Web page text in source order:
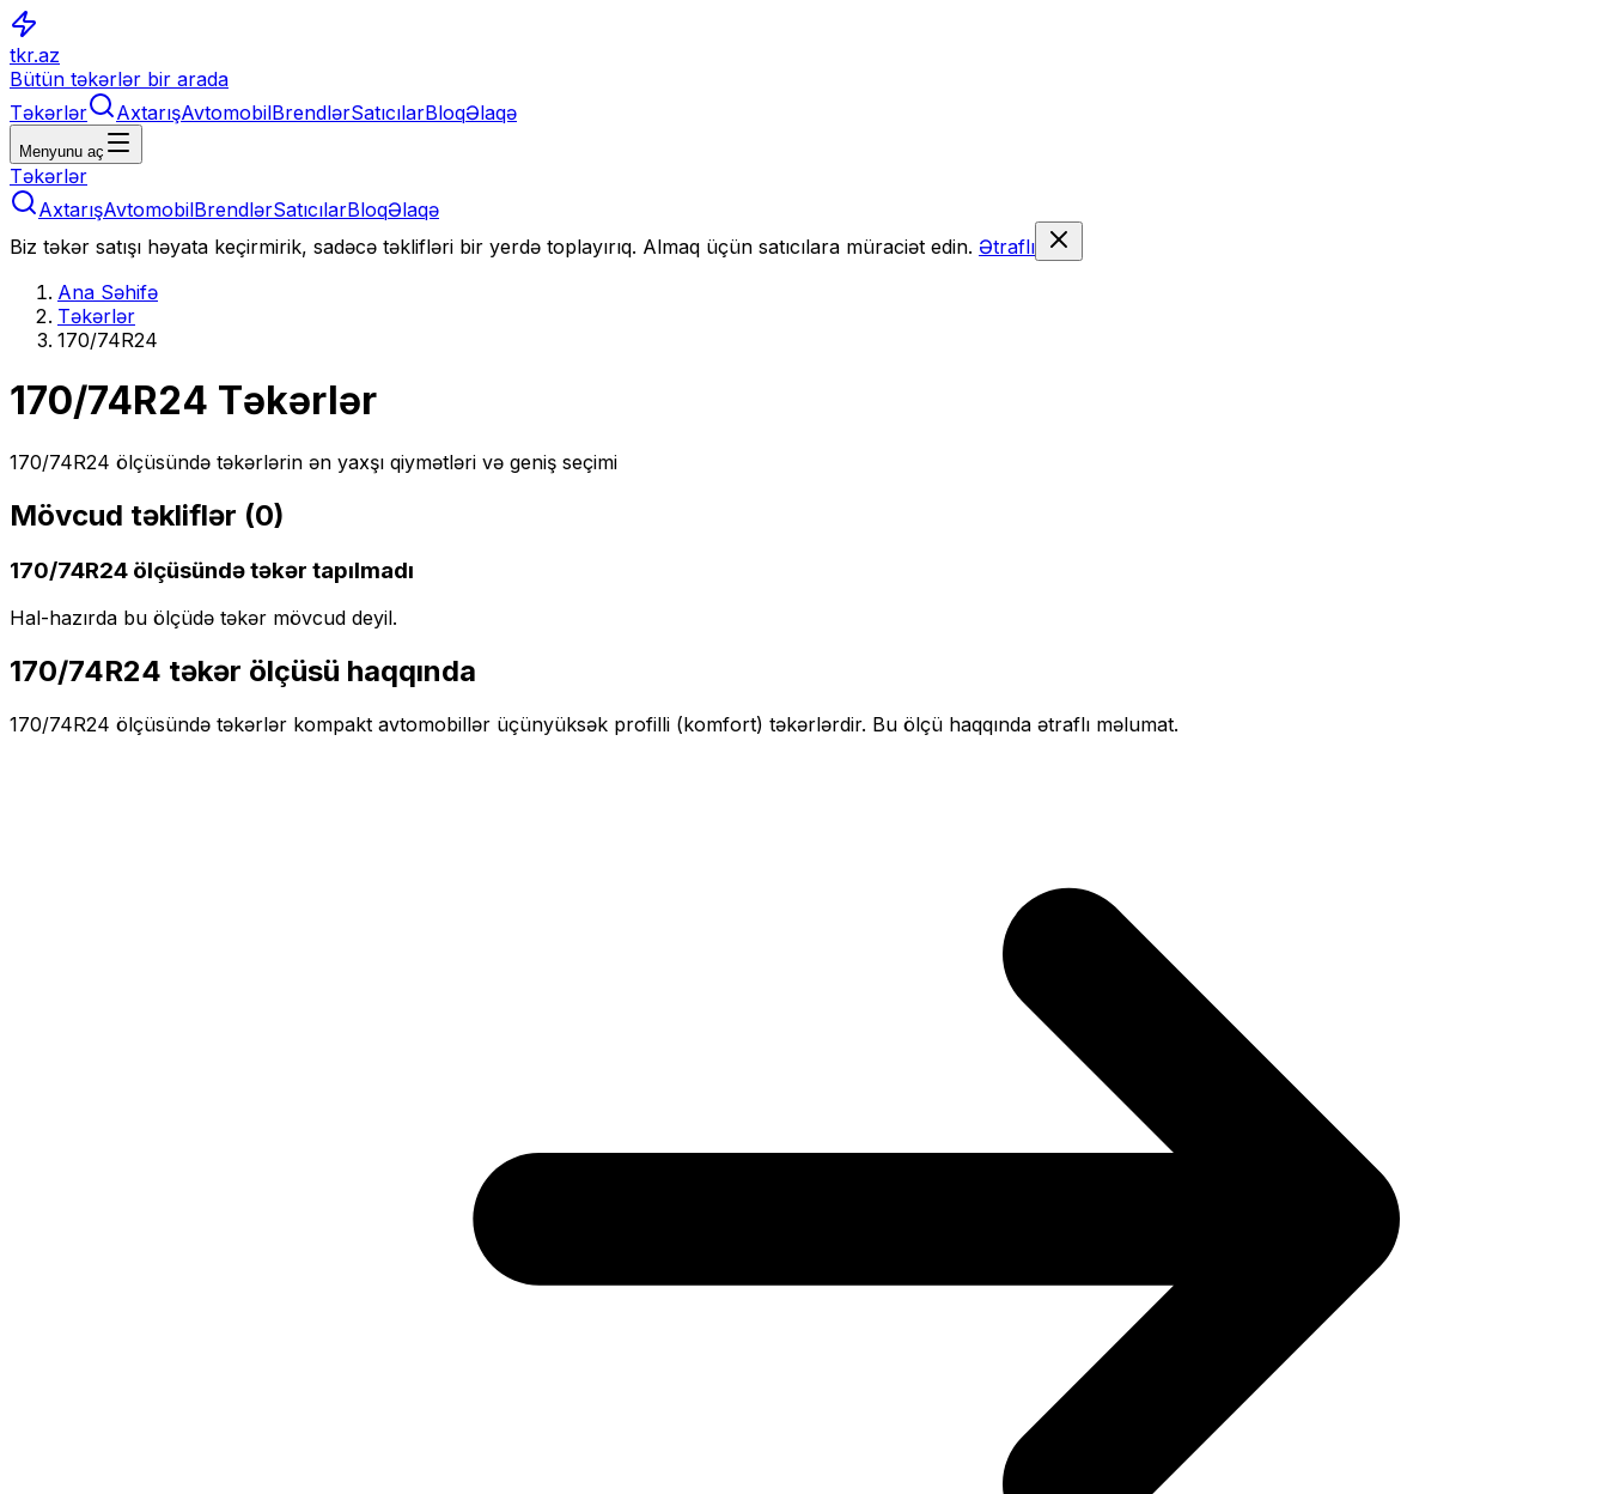
tkr.az
Bütün təkərlər bir arada
Təkərlər
AxtarışAvtomobilBrendlərSatıcılarBloqƏlaqə
Menyunu aç
Təkərlər
AxtarışAvtomobilBrendlərSatıcılarBloqƏlaqə
Biz təkər satışı həyata keçirmirik, sadəcə təklifləri bir yerdə toplayırıq. Almaq üçün satıcılara müraciət edin. Ətraflı
Ana Səhifə
Təkərlər
170/74R24
170/74R24 Təkərlər
170/74R24 ölçüsündə təkərlərin ən yaxşı qiymətləri və geniş seçimi
Mövcud təkliflər (0)
170/74R24 ölçüsündə təkər tapılmadı
Hal-hazırda bu ölçüdə təkər mövcud deyil.
170/74R24 təkər ölçüsü haqqında
170/74R24 ölçüsündə təkərlər kompakt avtomobillər üçünyüksək profilli (komfort) təkərlərdir. Bu ölçü haqqında ətraflı məlumat.